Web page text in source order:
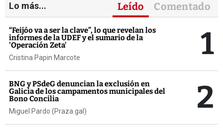
Lo más... Leído Comentado
“Feijóo va a ser la clave”, lo que revelan los
informes de la UDEF y el sumario de la
'Operación Zeta'
Cristina Papin Marcote 1
BNG y PSdeG denuncian la exclusión en
Galicia de los campamentos municipales del
Bono Concilia
Miguel Pardo (Praza.gal) 2